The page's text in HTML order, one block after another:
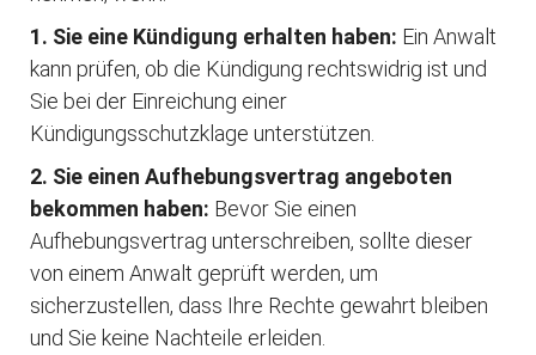
1. Sie eine Kündigung erhalten haben: Ein Anwalt
kann prüfen, ob die Kündigung rechtswidrig ist und
Sie bei der Einreichung einer
Kündigungsschutzklage unterstützen.
2. Sie einen Aufhebungsvertrag angeboten
bekommen haben: Bevor Sie einen
Aufhebungsvertrag unterschreiben, sollte dieser
von einem Anwalt geprüft werden, um
sicherzustellen, dass Ihre Rechte gewahrt bleiben
und Sie keine Nachteile erleiden.